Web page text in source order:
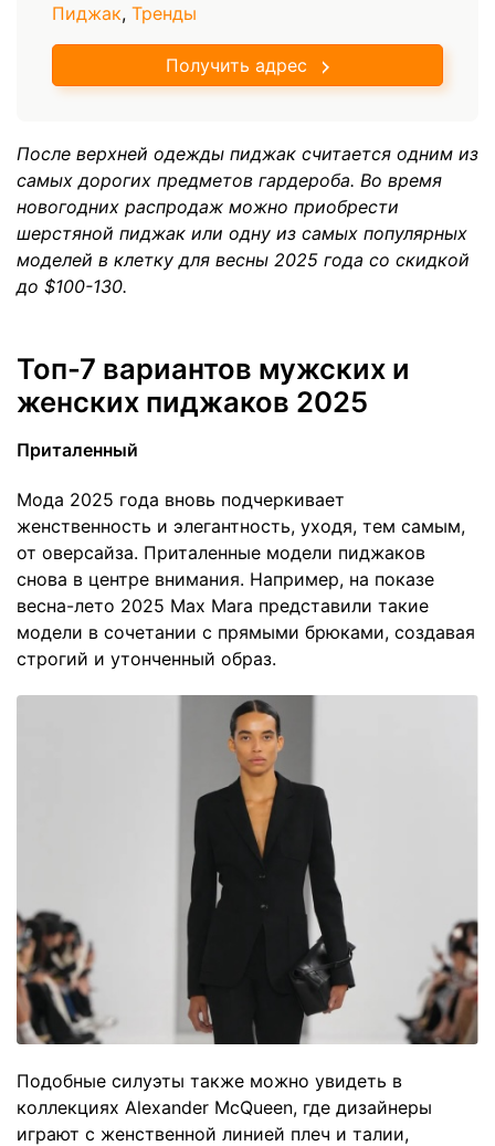
Пиджак, Тренды
Получить адрес
После верхней одежды пиджак считается одним из
самых дорогих предметов гардероба. Во время
новогодних распродаж можно приобрести
шерстяной пиджак или одну из самых популярных
моделей в клетку для весны 2025 года со скидкой
до $100-130.
Топ-7 вариантов мужских и
женских пиджаков 2025
Приталенный
Мода 2025 года вновь подчеркивает
женственность и элегантность, уходя, тем самым,
от оверсайза. Приталенные модели пиджаков
снова в центре внимания. Например, на показе
весна-лето 2025 Max Mara представили такие
модели в сочетании с прямыми брюками, создавая
строгий и утонченный образ.
Подобные силуэты также можно увидеть в
коллекциях Alexander McQueen, где дизайнеры
играют с женственной линией плеч и талии,